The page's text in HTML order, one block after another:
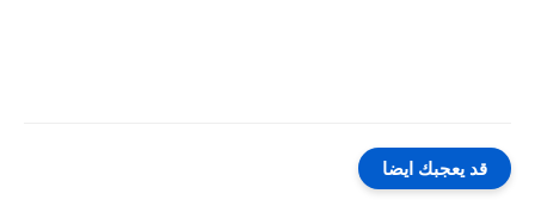
قد يعجبك ايضا